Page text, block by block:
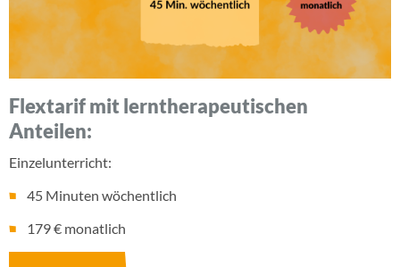
Flextarif mit lerntherapeutischen
Anteilen:
Einzelunterricht:
45 Minuten wöchentlich
179 € monatlich